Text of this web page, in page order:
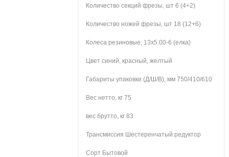
Количество секций фрезы, шт 6 (4+2)
Количество ножей фрезы, шт 18 (12+6)
Колеса резиновые, 13х5.00-6 (елка)
Цвет синий, красный, желтый
Габариты упаковки (Д/Ш/В), мм 750/410/610
Вес нетто, кг 75
вес брутто, кг 83
Трансмиссия Шестеренчатый редуктор
Сорт Бытовой